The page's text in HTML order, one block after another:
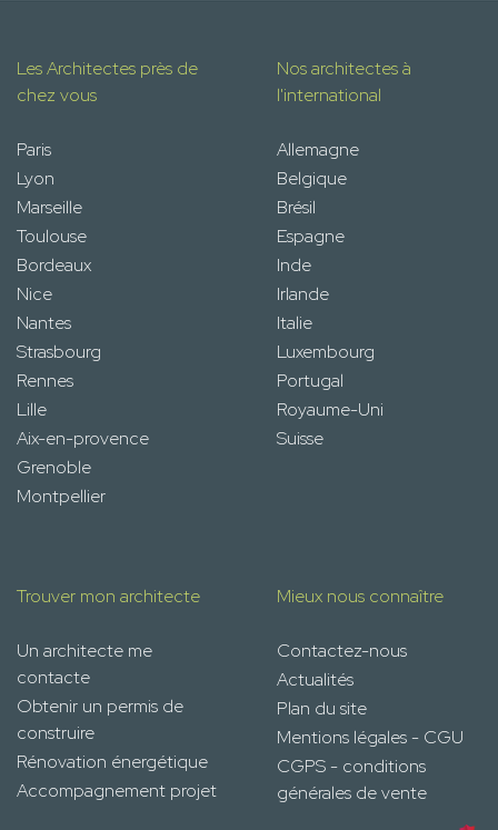
Les Architectes près de
chez vous
Paris
Lyon
Marseille
Toulouse
Bordeaux
Nice
Nantes
Strasbourg
Rennes
Lille
Aix-en-provence
Grenoble
Montpellier
Nos architectes à
l'international
Allemagne
Belgique
Brésil
Espagne
Inde
Irlande
Italie
Luxembourg
Portugal
Royaume-Uni
Suisse
Trouver mon architecte
Un architecte me
contacte
Obtenir un permis de
construire
Rénovation énergétique
Accompagnement projet
Mieux nous connaître
Contactez-nous
Actualités
Plan du site
Mentions légales - CGU
CGPS - conditions
générales de vente